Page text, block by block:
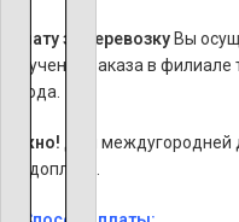
Оплату за перевозку Вы
получении заказа в
города.
Важно! Для междугородней
предоплата.